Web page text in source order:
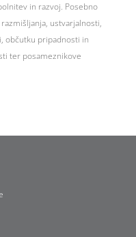
in razvoj. Posebno
ustvarjalnosti,
občutku pripadnosti in
ter posameznikove